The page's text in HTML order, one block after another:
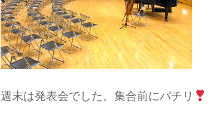
週末は発表会でした。集合前にパチリ